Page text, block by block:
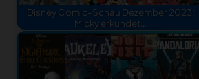
Disney Comic-Schau Dezember 2023:
Micky erkundet…